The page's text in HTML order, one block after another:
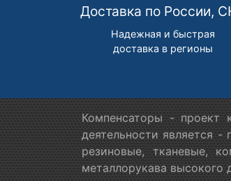
Доставка по России,
Надежная и быстрая
доставка в регионы
Компенсаторы - проект
деятельности является
резиновые, тканевые,
металлорукава высокого